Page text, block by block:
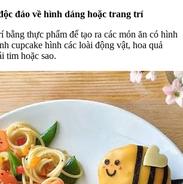
đáo về hình dáng hoặc trang trí
bằng thực phẩm để tạo ra các món ăn có hình
cupcake hình các loài động vật, hoa quả
tim hoặc sao.